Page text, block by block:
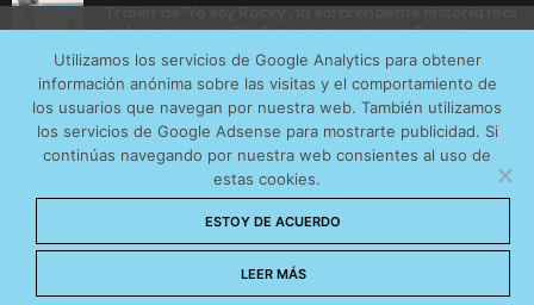
Tráiler de ‘Yo soy Rocky’, la sorprendente historia real
detrás de cómo Stallone se convirtió en Rocky
AVISO LEGAL CONTACTO
POLÍTICA DE COOKIES
POLÍTICA DE PRIVACIDAD
© 2026 CinemaNet. Designed by
Utilizamos los servicios de Google Analytics para obtener
información anónima sobre las visitas y el comportamiento de
los usuarios que navegan por nuestra web. También utilizamos
los servicios de Google Adsense para mostrarte publicidad. Si
continúas navegando por nuestra web consientes al uso de
estas cookies.
ESTOY DE ACUERDO
LEER MÁS
tráfico web que recibimos y conocer los servicios que
más os interesan. Puede cambiar las preferencias y
obtener más información sobre las cookies que
utilizamos en nuestra Política de cookies
Aceptar cookies
No permitir cookies